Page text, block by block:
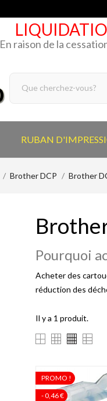
En raison de la
RUBAN
Brother DCP Brother
Pourquoi
Acheter des
réduction des
Il y a 1 produit.
PROMO !
- 0,46 €